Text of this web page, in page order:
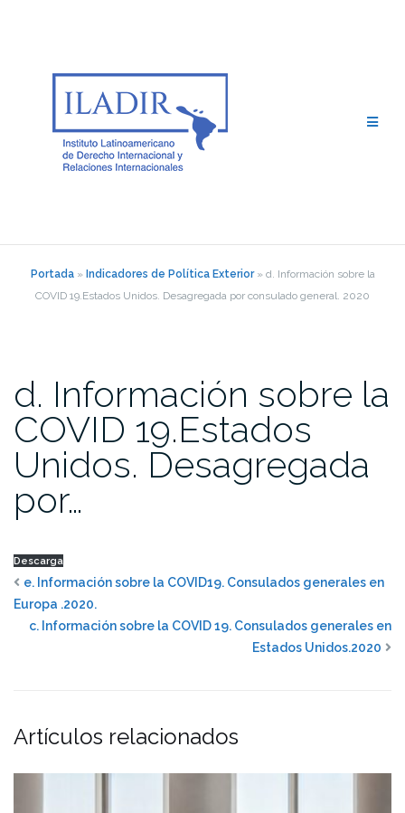
Portada» Indicadores de Política Exterior» d. Información sobre la
COVID 19.Estados Unidos. Desagregada por consulado general. 2020
d. Información sobre la
COVID 19.Estados
Unidos. Desagregada
por…
Descarga
e. Información sobre la COVID19. Consulados generales en
Europa .2020.
c. Información sobre la COVID 19. Consulados generales en
Estados Unidos.2020
Artículos relacionados